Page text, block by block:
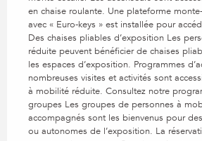
en chaise roulante. Une plateforme
avec « Euro-keys » est installée pour
Des chaises pliables d’exposition Les
réduite peuvent bénéficier de chaises
les espaces d’exposition. Programmes
nombreuses visites et activités sont
à mobilité réduite. Consultez notre
groupes Les groupes de personnes à
accompagnés sont les bienvenus pour
ou autonomes de l’exposition. La